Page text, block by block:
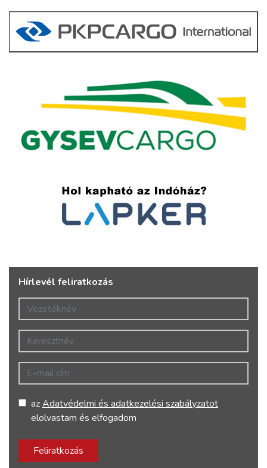
Hírlevél feliratkozás
Vezetéknév
Keresztnév
E-mail cím
azAdatvédelmi és adatkezelési szabályzatot
elolvastam és elfogadom
Feliratkozás